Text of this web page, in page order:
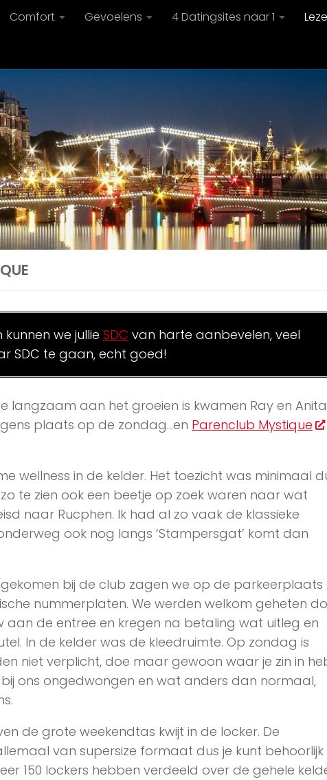
Comfort Gevoelens 4 Datingsites naar 1
we jullie SDC van harte aanbevelen, veel
SDC te gaan, echt goed!
aan het groeien is kwamen Ray en Anita
plaats op de zondag…en Parenclub Mystique
wellness in de kelder. Het toezicht was minimaal
te zien ook een beetje op zoek waren naar wat
naar Rucphen. Ik had al zo vaak de klassieke
ook nog langs ‘Stampersgat’ komt dan
bij de club zagen we op de parkeerplaats
nummerplaten. We werden welkom geheten
aan de entree en kregen na betaling wat uitleg en
In de kelder was de kleedruimte. Op zondag is
niet verplicht, doe maar gewoon waar je zin in
ons ongedwongen en wat anders dan normaal,
de grote weekendtas kwijt in de locker. De
van supersize formaat dus je kunt behoorlijk
150 lockers hebben verdeeld over de gehele